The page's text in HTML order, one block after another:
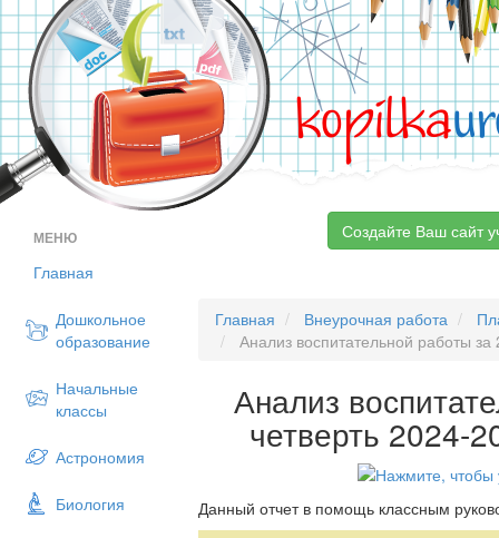
kopilka
МЕНЮ
Главная
Дошкольное
образование
Начальные
классы
Астрономия
Биология
Создайте Ваш сайт
Главная Внеурочная работа
Анализ воспитательной работы за
Анализ
четверть 2024-
Данный отчет в помощь классным